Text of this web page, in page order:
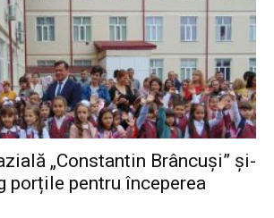
„Constantin Brâncuși” și-
porțile pentru începerea